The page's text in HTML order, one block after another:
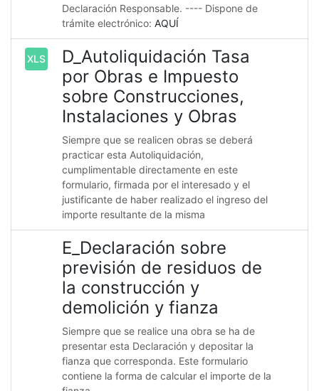
Declaración Responsable. ---- Dispone de
trámite electrónico: AQUÍ
XLS
D_Autoliquidación Tasa
por Obras e Impuesto
sobre Construcciones,
Instalaciones y Obras
Siempre que se realicen obras se deberá
practicar esta Autoliquidación,
cumplimentable directamente en este
formulario, firmada por el interesado y el
justificante de haber realizado el ingreso del
importe resultante de la misma
E_Declaración sobre
previsión de residuos de
la construcción y
demolición y fianza
Siempre que se realice una obra se ha de
presentar esta Declaración y depositar la
fianza que corresponda. Este formulario
contiene la forma de calcular el importe de la